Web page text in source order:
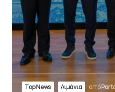
Top News Λιμάνια από